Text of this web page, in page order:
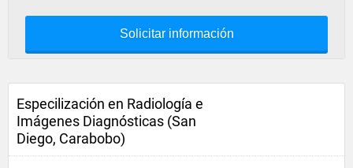
Solicitar información
Especilización en Radiología e
Imágenes Diagnósticas (San
Diego, Carabobo)